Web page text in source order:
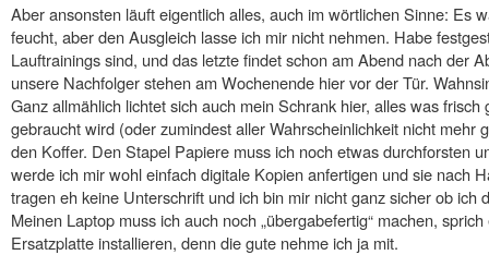
Aber ansonsten läuft eigentlich alles, auch im wörtlichen Sinne: Es
feucht, aber den Ausgleich lasse ich mir nicht nehmen. Habe
Lauftrainings sind, und das letzte findet schon am Abend nach der
unsere Nachfolger stehen am Wochenende hier vor der Tür.
Ganz allmählich lichtet sich auch mein Schrank hier, alles was
gebraucht wird (oder zumindest aller Wahrscheinlichkeit nicht mehr
den Koffer. Den Stapel Papiere muss ich noch etwas durchforsten
werde ich mir wohl einfach digitale Kopien anfertigen und sie nach
tragen eh keine Unterschrift und ich bin mir nicht ganz sicher ob ich
Meinen Laptop muss ich auch noch „übergabefertig“ machen,
Ersatzplatte installieren, denn die gute nehme ich ja mit.